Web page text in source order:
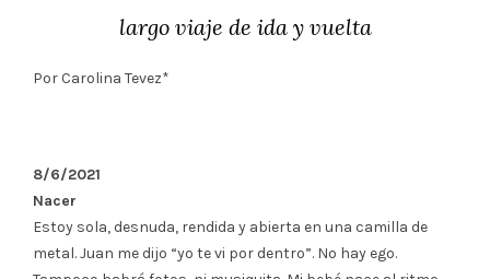
largo viaje de ida y vuelta
Por Carolina Tevez*
8/6/2021
Nacer
Estoy sola, desnuda, rendida y abierta en una camilla de
metal. Juan me dijo “yo te vi por dentro”. No hay ego.